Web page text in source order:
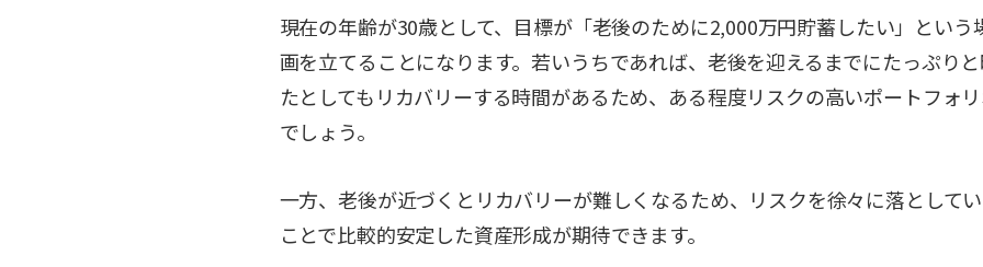
現在の年齢が30歳として、目標が「老後のために2,000万円貯蓄したい」とい
画を立てることになります。若いうちであれば、老後を迎えるまでにたっぷり
たとしてもリカバリーする時間があるため、ある程度リスクの高いポートフォ
でしょう。
一方、老後が近づくとリカバリーが難しくなるため、リスクを徐々に落として
ことで比較的安定した資産形成が期待できます。